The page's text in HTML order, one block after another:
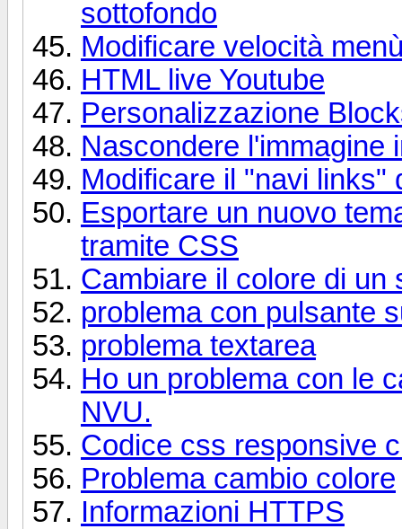
sottofondo
Modificare velocità
HTML live Youtube
Personalizzazione
Nascondere l'immagine
Modificare il "navi links"
Esportare un nuovo
tramite CSS
Cambiare il colore di un
problema con pulsante
problema textarea
Ho un problema con le
NVU.
Codice css responsive
Problema cambio colore
Informazioni HTTPS